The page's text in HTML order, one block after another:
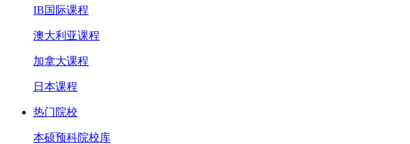
IB国际课程
澳大利亚课程
加拿大课程
日本课程
热门院校
本硕预科院校库